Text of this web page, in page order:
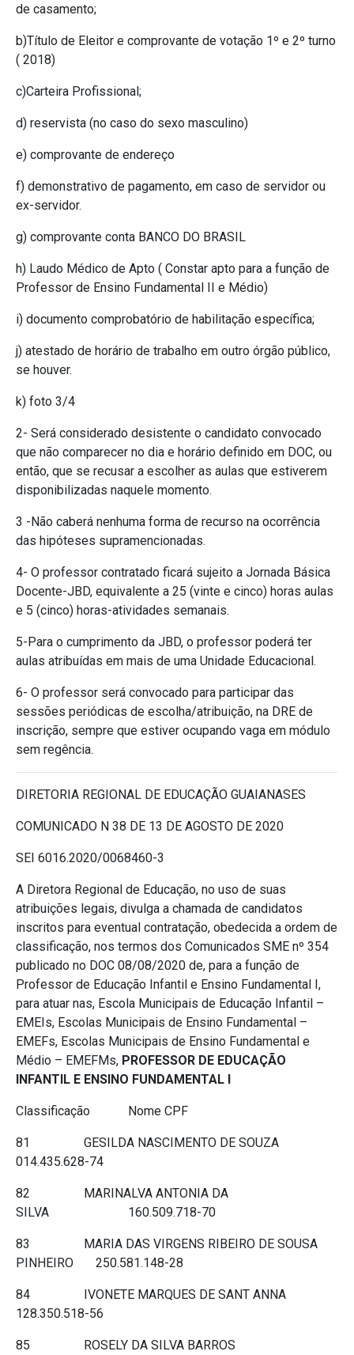
de casamento;
b)Título de Eleitor e comprovante de votação 1º e 2º turno
( 2018)
c)Carteira Profissional;
d) reservista (no caso do sexo masculino)
e) comprovante de endereço
f) demonstrativo de pagamento, em caso de servidor ou
ex-servidor.
g) comprovante conta BANCO DO BRASIL
h) Laudo Médico de Apto ( Constar apto para a função de
Professor de Ensino Fundamental II e Médio)
i) documento comprobatório de habilitação específica;
j) atestado de horário de trabalho em outro órgão público,
se houver.
k) foto 3/4
2- Será considerado desistente o candidato convocado
que não comparecer no dia e horário definido em DOC, ou
então, que se recusar a escolher as aulas que estiverem
disponibilizadas naquele momento.
3 -Não caberá nenhuma forma de recurso na ocorrência
das hipóteses supramencionadas.
4- O professor contratado ficará sujeito a Jornada Básica
Docente-JBD, equivalente a 25 (vinte e cinco) horas aulas
e 5 (cinco) horas-atividades semanais.
5-Para o cumprimento da JBD, o professor poderá ter
aulas atribuídas em mais de uma Unidade Educacional.
6- O professor será convocado para participar das
sessões periódicas de escolha/atribuição, na DRE de
inscrição, sempre que estiver ocupando vaga em módulo
sem regência.
DIRETORIA REGIONAL DE EDUCAÇÃO GUAIANASES
COMUNICADO N 38 DE 13 DE AGOSTO DE 2020
SEI 6016.2020/0068460-3
A Diretora Regional de Educação, no uso de suas
atribuições legais, divulga a chamada de candidatos
inscritos para eventual contratação, obedecida a ordem de
classificação, nos termos dos Comunicados SME nº 354
publicado no DOC 08/08/2020 de, para a função de
Professor de Educação Infantil e Ensino Fundamental I,
para atuar nas, Escola Municipais de Educação Infantil –
EMEIs, Escolas Municipais de Ensino Fundamental –
EMEFs, Escolas Municipais de Ensino Fundamental e
Médio – EMEFMs, PROFESSOR DE EDUCAÇÃO
INFANTIL E ENSINO FUNDAMENTAL I
Classificação Nome CPF
81 GESILDA NASCIMENTO DE SOUZA
014.435.628-74
82 MARINALVA ANTONIA DA
SILVA 160.509.718-70
83 MARIA DAS VIRGENS RIBEIRO DE SOUSA
PINHEIRO 250.581.148-28
84 IVONETE MARQUES DE SANT ANNA
128.350.518-56
85 ROSELY DA SILVA BARROS